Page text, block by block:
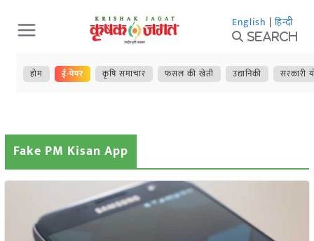
Skip
to
content
English | हिन्दी
Search
होम ई-पेपर कृषि समाचार फसल की खेती उद्यानिकी सरकारी
Fake PM Kisan App